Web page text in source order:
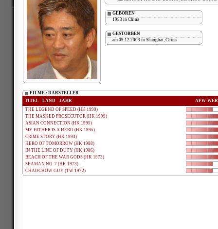
GEBOREN
1953 in China
GESTORBEN
am 09.12.2003 in Shanghai, China
FILME • DARSTELLER
TITEL
LAND JAHR
AFW-
THE LEGEND OF SPEED (HK 1999)
THE MASKED PROSECUTOR (HK 1999)
ASIAN CONNECTION (HK 1995)
MY FATHER IS A HERO (HK 1995)
CRIME STORY (HK 1993)
HERO OF TOMORROW (HK 1988)
IN THE LINE OF DUTY (HK 1986)
BEACH OF THE WAR GODS (HK 1973)
SEAMAN NO. 7 (HK 1973)
CHAOCHOW GUY (TW 1972)